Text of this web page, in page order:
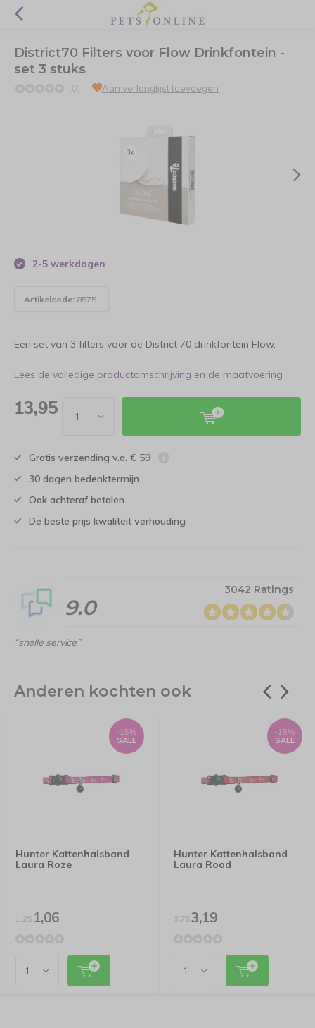
District70 Filters voor Flow Drinkfontein -
set 3 stuks
(0) Aan verlanglijst toevoegen
2-5 werkdagen
Artikelcode: 8575
Een set van 3 filters voor de District 70 drinkfontein Flow.
Lees de volledige productomschrijving en de maatvoering
13,95
Gratis verzending v.a. € 59
30 dagen bedenktermijn
Ook achteraf betalen
De beste prijs kwaliteit verhouding
9.0
3042 Ratings
“snelle service”
Anderen kochten ook
Hunter Kattenhalsband
Laura Roze
-15%
SALE
1,251,06
Hunter Kattenhalsband
Laura Rood
-15%
SALE
3,753,19